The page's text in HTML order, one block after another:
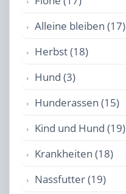
Alleine bleiben (17)
Herbst (18)
Hund (3)
Hunderassen (15)
Kind und Hund (19)
Krankheiten (18)
Nassfutter (19)